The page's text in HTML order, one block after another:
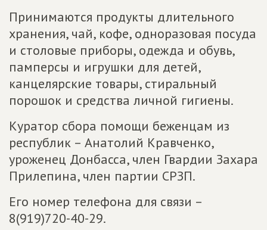
Принимаются продукты длительного
хранения, чай, кофе, одноразовая посуда
и столовые приборы, одежда и обувь,
памперсы и игрушки для детей,
канцелярские товары, стиральный
порошок и средства личной гигиены.
Куратор сбора помощи беженцам из
республик – Анатолий Кравченко,
уроженец Донбасса, член Гвардии Захара
Прилепина, член партии СРЗП.
Его номер телефона для связи –
8(919)720-40-29.